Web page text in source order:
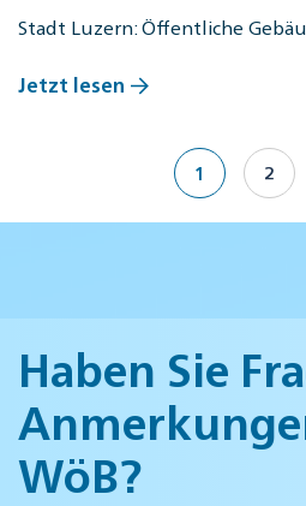
Stadt Luzern: Öffentliche
Jetzt lesen
1 2
Haben Sie
WöB?